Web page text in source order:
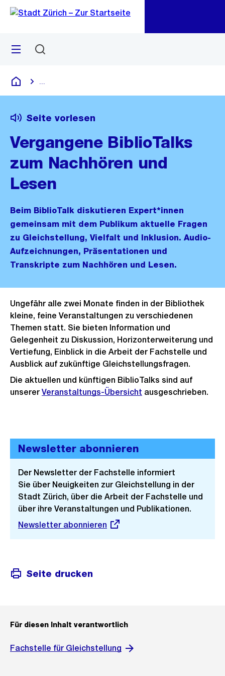
Navigation
Sprunglink
Menü
Deutsch
Seite vorlesen
Vergangene BiblioTalks
zum Nachhören und
Lesen
Beim BiblioTalk diskutieren Expert*innen
gemeinsam mit dem Publikum aktuelle Fragen
zu Gleichstellung, Vielfalt und Inklusion. Audio-
Aufzeichnungen, Präsentationen und
Transkripte zum Nachhören und Lesen.
Ungefähr alle zwei Monate finden in der Bibliothek
kleine, feine Veranstaltungen zu verschiedenen
Themen statt. Sie bieten Information und
Gelegenheit zu Diskussion, Horizonterweiterung und
Vertiefung, Einblick in die Arbeit der Fachstelle und
Ausblick auf zukünftige Gleichstellungsfragen.
Die aktuellen und künftigen BiblioTalks sind auf
unserer Veranstaltungs-Übersicht ausgeschrieben.
Newsletter abonnieren
Der Newsletter der Fachstelle informiert
Sie über Neuigkeiten zur Gleichstellung in der
Stadt Zürich, über die Arbeit der Fachstelle und
über ihre Veranstaltungen und Publikationen.
Externer
Link:
Newsletter abonnieren
Seite drucken
Für diesen Inhalt verantwortlich
Fachstelle für Gleichstellung